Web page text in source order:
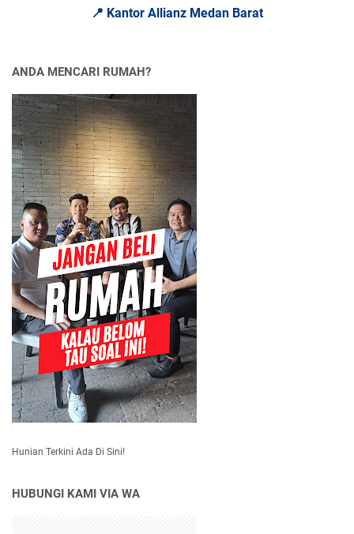
📍 Kantor Allianz Medan Barat
ANDA MENCARI RUMAH?
Hunian Terkini Ada Di Sini!
HUBUNGI KAMI VIA WA